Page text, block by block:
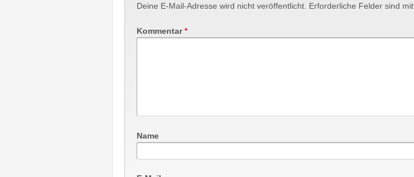
Deine E-Mail-Adresse wird nicht veröffentlicht. Erforderliche Felder sind mit
Kommentar*
Name